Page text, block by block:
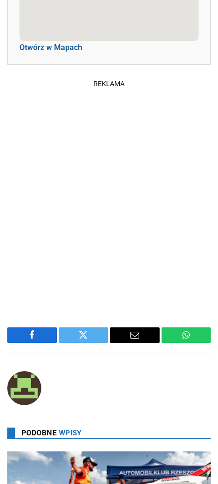
Otwórz w Mapach
REKLAMA
Facebook Twitter Email
PODOBNE WPISY